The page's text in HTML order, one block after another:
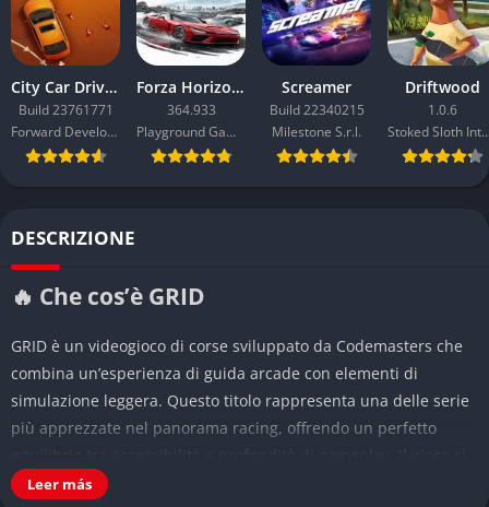
City Car Driving 2.0
Build 23761771
Forward Development
Forza Horizon 6
364.933
Playground Games
Screamer
Build 22340215
Milestone S.r.l.
Driftwood
1.0.6
Stoked
DESCRIZIONE
🔥 Che cos’è GRID
GRID è un videogioco di corse sviluppato da Codemasters che
combina un’esperienza di guida arcade con elementi di
simulazione leggera. Questo titolo rappresenta una delle serie
più apprezzate nel panorama racing, offrendo un perfetto
equilibrio tra accessibilità e profondità di gameplay. Il gioco si
distingue per la sua capacità di catturare l’adrenalina delle
Leer más